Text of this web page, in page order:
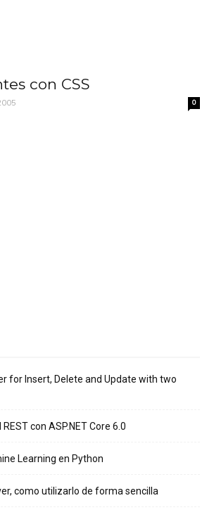
con CSS
0
for Insert, Delete and Update with two
con ASP.NET Core 6.0
Learning en Python
como utilizarlo de forma sencilla